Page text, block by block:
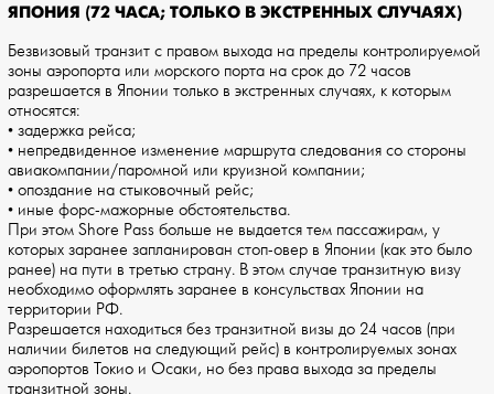
ЯПОНИЯ (72 ЧАСА; ТОЛЬКО В ЭКСТРЕННЫХ СЛУЧАЯХ)
Безвизовый транзит с правом выхода на пределы контролируемой
зоны аэропорта или морского порта на срок до 72 часов
разрешается в Японии только в экстренных случаях, к которым
относятся:
• задержка рейса;
• непредвиденное изменение маршрута следования со стороны
авиакомпании/паромной или круизной компании;
• опоздание на стыковочный рейс;
• иные форс-мажорные обстоятельства.
При этом Shore Pass больше не выдается тем пассажирам, у
которых заранее запланирован стоп-овер в Японии (как это было
ранее) на пути в третью страну. В этом случае транзитную визу
необходимо оформлять заранее в консульствах Японии на
территории РФ.
Разрешается находиться без транзитной визы до 24 часов (при
наличии билетов на следующий рейс) в контролируемых зонах
аэропортов Токио и Осаки, но без права выхода за пределы
транзитной зоны.